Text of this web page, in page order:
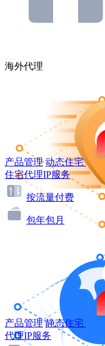
海外代理
产品管理 动态住宅
住宅代理IP服务
按流量付费
包年包月
产品管理 静态住宅
代理IP服务